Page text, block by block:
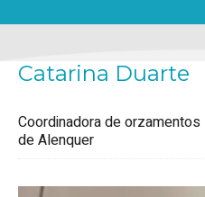
Catarina Duarte
Coordinadora de
de Alenquer